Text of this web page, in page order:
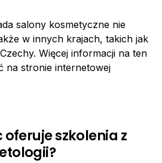
salony kosmetyczne nie
w innych krajach, takich jak
Więcej informacji na ten
na stronie internetowej
oferuje szkolenia z